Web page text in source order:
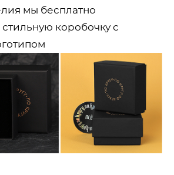
мы бесплатно
коробочку с